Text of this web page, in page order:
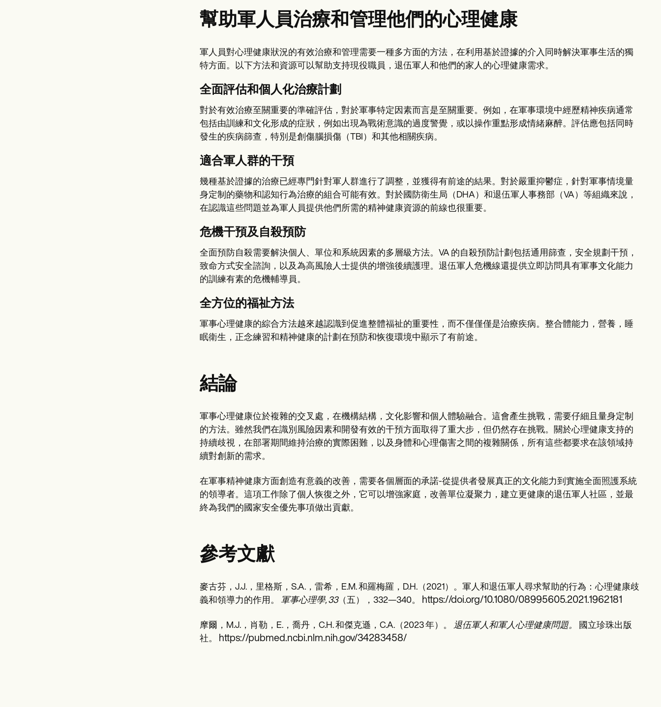
幫助軍人員治療和管理他們的心理健康
軍人員對心理健康狀況的有效治療和管理需要一種多方面的方法，在利用基於證據的介入同時解決軍事生活的獨
特方面。以下方法和資源可以幫助支持現役職員，退伍軍人和他們的家人的心理健康需求。
全面評估和個人化治療計劃
對於有效治療至關重要的準確評估，對於軍事特定因素而言是至關重要。例如，在軍事環境中經歷精神疾病通常
包括由訓練和文化形成的症狀，例如出現為戰術意識的過度警覺，或以操作重點形成情緒麻醉。評估應包括同時
發生的疾病篩查，特別是創傷腦損傷（TBI）和其他相關疾病。
適合軍人群的干預
幾種基於證據的治療已經專門針對軍人群進行了調整，並獲得有前途的結果。對於嚴重抑鬱症，針對軍事情境量
身定制的藥物和認知行為治療的組合可能有效。對於國防衛生局（DHA）和退伍軍人事務部（VA）等組織來說，
在認識這些問題並為軍人員提供他們所需的精神健康資源的前線也很重要。
危機干預及自殺預防
全面預防自殺需要解決個人、單位和系統因素的多層級方法。VA 的自殺預防計劃包括通用篩查，安全規劃干預，
致命方式安全諮詢，以及為高風險人士提供的增強後續護理。退伍軍人危機線還提供立即訪問具有軍事文化能力
的訓練有素的危機輔導員。
全方位的福祉方法
軍事心理健康的綜合方法越來越認識到促進整體福祉的重要性，而不僅僅僅是治療疾病。整合體能力，營養，睡
眠衛生，正念練習和精神健康的計劃在預防和恢復環境中顯示了有前途。
結論
軍事心理健康位於複雜的交叉處，在機構結構，文化影響和個人體驗融合。這會產生挑戰，需要仔細且量身定制
的方法。雖然我們在識別風險因素和開發有效的干預方面取得了重大步，但仍然存在挑戰。關於心理健康支持的
持續歧視，在部署期間維持治療的實際困難，以及身體和心理傷害之間的複雜關係，所有這些都要求在該領域持
續對創新的需求。
在軍事精神健康方面創造有意義的改善，需要各個層面的承諾-從提供者發展真正的文化能力到實施全面照護系統
的領導者。這項工作除了個人恢復之外，它可以增強家庭，改善單位凝聚力，建立更健康的退伍軍人社區，並最
終為我們的國家安全優先事項做出貢獻。
參考文獻
麥古芬，J.J.，里格斯，S.A.，雷希，E.M. 和羅梅羅，D.H.（2021）。軍人和退伍軍人尋求幫助的行為：心理健康歧
義和領導力的作用。 軍事心理學, 33（五），332—340。 https://doi.org/10.1080/08995605.2021.1962181
摩爾，M.J.，肖勒，E.，喬丹，C.H. 和傑克遜，C.A.（2023 年）。 退伍軍人和軍人心理健康問題。
國立珍珠出版
社。 https://pubmed.ncbi.nlm.nih.gov/34283458/